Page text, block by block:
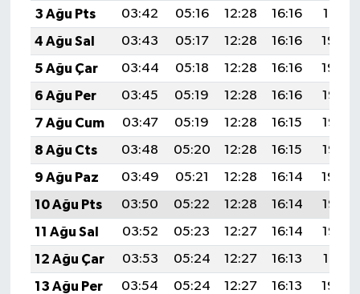
3 Ağu Pts
03:42 05:16 12:28 16:16
19:31
4 Ağu Sal
03:43 05:17 12:28 16:16
19:30
5 Ağu Çar
03:44 05:18 12:28 16:16
19:29
6 Ağu Per
03:45 05:19 12:28 16:16
19:28
7 Ağu Cum
03:47 05:19 12:28 16:15
19:27
8 Ağu Cts
03:48 05:20 12:28 16:15
19:25
9 Ağu Paz
03:49 05:21 12:28 16:14
19:24
10 Ağu Pts
03:50 05:22 12:28 16:14
19:23
11 Ağu Sal
03:52 05:23 12:27 16:14
19:22
12 Ağu Çar
03:53 05:24 12:27 16:13
19:21
13 Ağu Per
03:54 05:24 12:27 16:13
19:20